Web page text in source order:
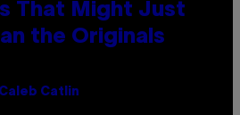
That Might Just
the Originals
Caleb Catlin